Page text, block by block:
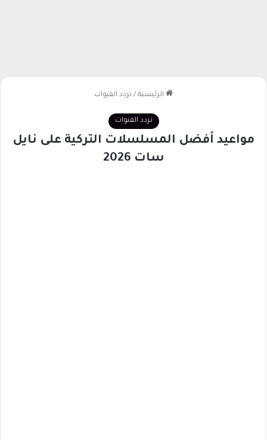
الرئيسية / تردد القنوات
تردد القنوات
مواعيد أفضل المسلسلات التركية على نايل
سات 2026